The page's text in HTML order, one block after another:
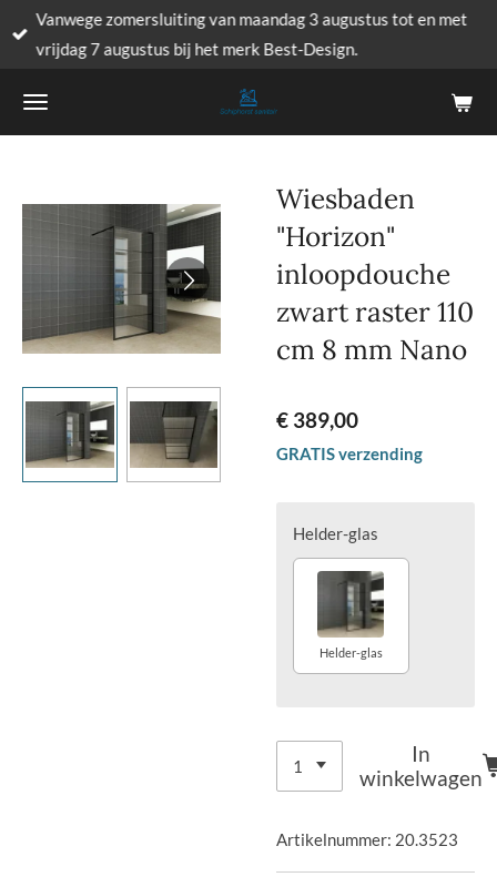
Ga
direct
de
Vanwege zomersluiting van maandag 3 augustus tot en met
vrijdag 7 augustus bij het merk Best-Design.
Wiesbaden
"Horizon"
inloopdouche
zwart raster 110
cm 8 mm Nano
€ 389,00
GRATIS verzending
Helder-glas
Helder-glas
In
winkelwagen
Artikelnummer: 20.3523